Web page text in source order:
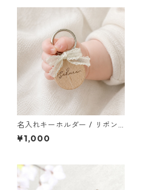
名入れキーホルダー / リボン
命名書 / 木製 メモリアル おし
ゃれ 出産祝い プチギフト 誕生
¥1,000